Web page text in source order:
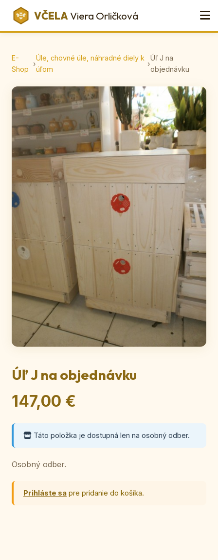
VČELAViera Orličková
E-
Shop
›
Úle, chovné úle, náhradné diely k
úľom
›
Úľ J na
objednávku
Úľ J na objednávku
147,00 €
Táto položka je dostupná len na osobný odber.
Osobný odber.
Prihláste sa pre pridanie do košíka.